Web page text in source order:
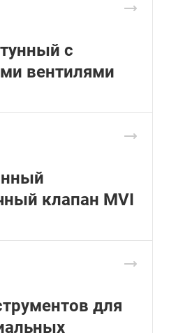
с
вентилями
клапан MVI
для